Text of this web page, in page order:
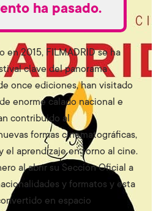
ha pasado.
en 2015, FILMADRID se ha
clave del panorama
once ediciones, han visitado
enorme calado nacional e
contribuido al
formas cinematográficas,
el aprendizaje en torno al cine.
al abrir su Sección Oficial a
y formatos y esta
en espacio